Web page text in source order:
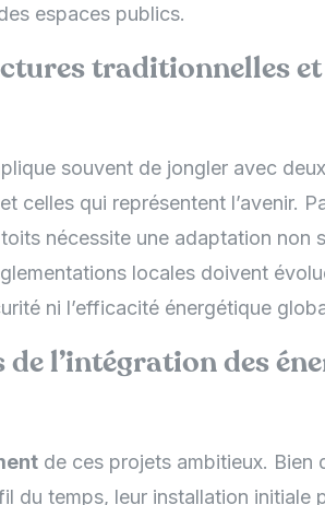
espaces publics.
traditionnelles et
souvent de jongler avec
celles qui représentent l’avenir.
nécessite une adaptation non
locales doivent
ni l’efficacité énergétique
l’intégration des
de ces projets ambitieux. Bien
du temps, leur installation initiale